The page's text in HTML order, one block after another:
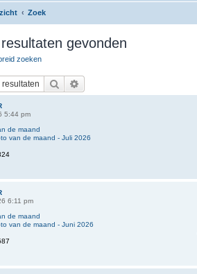
Zoek
gevonden
zoeken
Zoek
5:44 pm
de maand
van de maand - Juli 2026
6:11 pm
de maand
van de maand - Juni 2026